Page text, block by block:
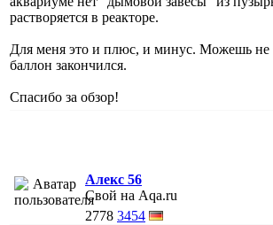
растворяется в реакторе.
Для меня это и плюс, и минус. Можешь не
баллон закончился.
Спасибо за обзор!
Алекс 56
Свой на Aqa.ru
2778 3454